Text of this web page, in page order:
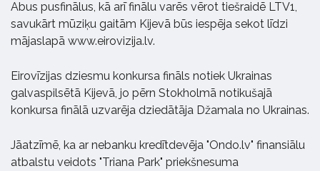
Abus pusfinālus, kā arī finālu varēs vērot tiešraidē LTV1,
savukārt mūziķu gaitām Kijevā būs iespēja sekot līdzi
mājaslapā www.eirovizija.lv.
Eirovīzijas dziesmu konkursa fināls notiek Ukrainas
galvaspilsētā Kijevā, jo pērn Stokholmā notikušajā
konkursa finālā uzvarēja dziedātāja Džamala no Ukrainas.
Jāatzīmē, ka ar nebanku kredītdevēja "Ondo.lv" finansiālu
atbalstu veidots "Triana Park" priekšnesuma